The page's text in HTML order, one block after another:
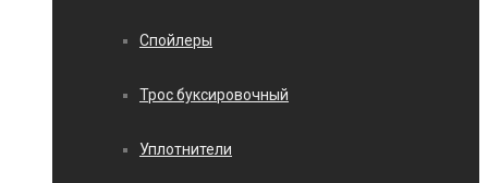
Спойлеры
Трос буксировочный
Уплотнители